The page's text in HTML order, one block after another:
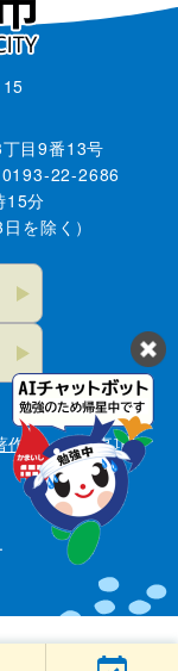
目9番13号
22-2686
15分
を除く）
作権・免責事項